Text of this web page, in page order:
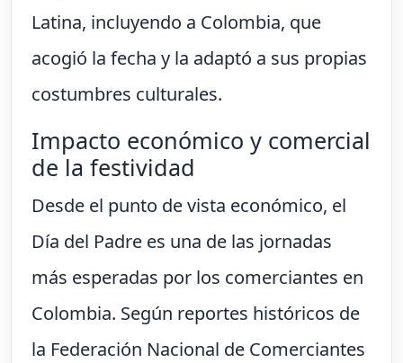
Latina, incluyendo a Colombia, que
acogió la fecha y la adaptó a sus propias
costumbres culturales.
Impacto económico y comercial
de la festividad
Desde el punto de vista económico, el
Día del Padre es una de las jornadas
más esperadas por los comerciantes en
Colombia. Según reportes históricos de
la Federación Nacional de Comerciantes